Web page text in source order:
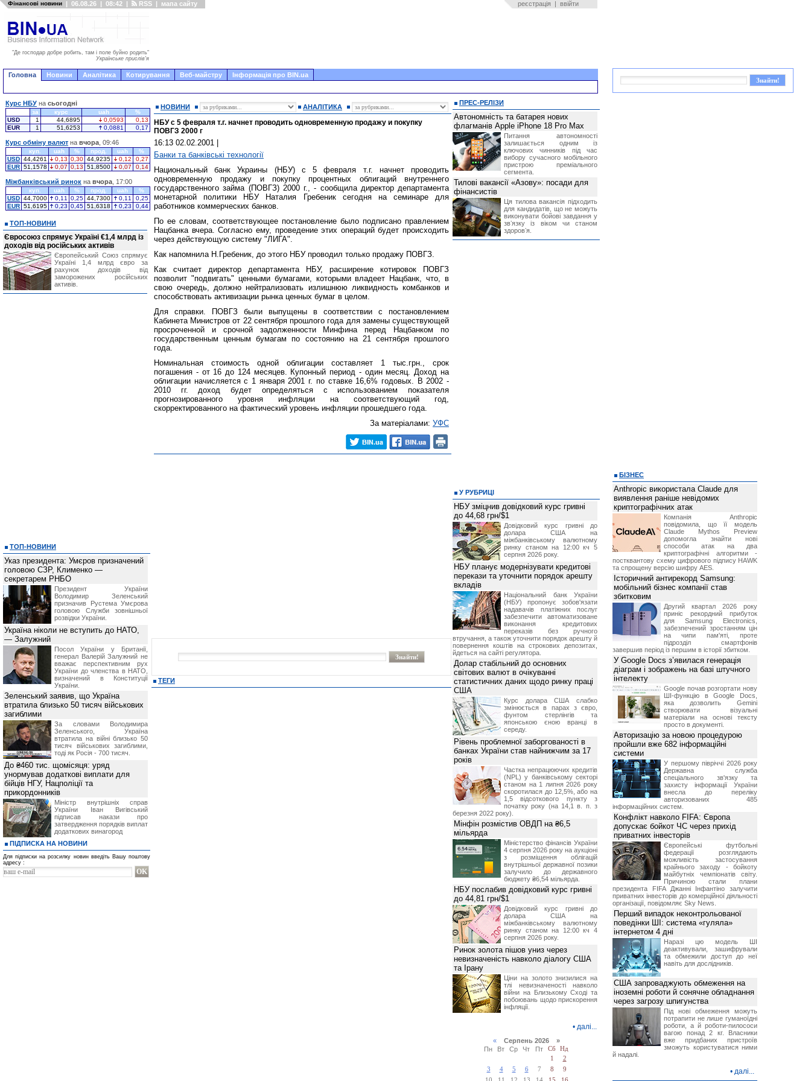
Фінансові новини | 06.08.26 | 08:42 | RSS | мапа сайту реєстрація | ввійти
"Де господар добре робить, там і поле буйно родить"
Українське прислів'я
Головна Новини Аналітика Котирування Веб-майстру Інформація про BIN.ua
НОВИНИ АНАЛІТИКА
НБУ с 5 февраля т.г. начнет проводить одновременную продажу и покупку
ПОВГЗ 2000 г
16:13 02.02.2001
Банки та банківські технології
Национальный банк Украины (НБУ) с 5 февраля т.г. начнет проводить
одновременную продажу и покупку процентных облигаций внутреннего
государственного займа (ПОВГЗ) 2000 г., - сообщила директор департамента
монетарной политики НБУ Наталия Гребеник сегодня на семинаре для
работников коммерческих банков.
По ее словам, соответствующее постановление было подписано правлением
Нацбанка вчера. Согласно ему, проведение этих операций будет происходить
через действующую систему "ЛИГА".
Как напомнила Н.Гребеник, до этого НБУ проводил только продажу ПОВГЗ.
Как считает директор департамента НБУ, расширение котировок ПОВГЗ
позволит "подвигать" ценными бумагами, которыми владеет Нацбанк, что, в
свою очередь, должно нейтрализовать излишнюю ликвидность комбанков и
способствовать активизации рынка ценных бумаг в целом.
Для справки. ПОВГЗ были выпущены в соответствии с постановлением
Кабинета Министров от 22 сентября прошлого года для замены существующей
просроченной и срочной задолженности Минфина перед Нацбанком по
государственным ценным бумагам по состоянию на 21 сентября прошлого
года.
Номинальная стоимость одной облигации составляет 1 тыс.грн., срок
погашения - от 16 до 124 месяцев. Купонный период - один месяц. Доход на
облигации начисляется с 1 января 2001 г. по ставке 16,6% годовых. В 2002 -
2010 гг. доход будет определяться с использованием показателя
прогнозированного уровня инфляции на соответствующий год,
скорректированного на фактический уровень инфляции прошедшего года.
За матеріалами: УФС
ТЕГИ
Курс НБУ на сьогодні
за курс uah
%
USD
1 44,6895 0,0593
0,13
EUR
1 51,6253 0,0881 0,17
Курс обміну валют на вчора , 09:46
куп. uah % прод. uah
%
USD 44,4261 0,13 0,30 44,9235 0,12
0,27
EUR 51,1578 0,07 0,13 51,8500 0,07 0,14
Міжбанківський ринок на вчора , 17:00
куп. uah % прод. uah
%
USD 44,7000 0,11 0,25 44,7300 0,11
0,25
EUR 51,6195 0,23 0,45 51,6318 0,23 0,44
ТОП-НОВИНИ
Євросоюз спрямує Україні €1,4 млрд із
доходів від російських активів
Європейський Союз спрямує
Україні 1,4 млрд євро за
рахунок доходів від
заморожених російських
активів.
ТОП-НОВИНИ
Указ президента: Умєров призначений
головою СЗР, Клименко —
секретарем РНБО
Президент України
Володимир Зеленський
призначив Pустема Умєрова
головою Служби зовнішньої
розвідки України.
Україна ніколи не вступить до НАТО,
— Залужний
Посол України у Британії,
генерал Валерій Залужний не
вважає перспективним рух
України до членства в НАТО,
визначений в Конституції
України.
Зеленський заявив, що Україна
втратила близько 50 тисяч військових
загиблими
За словами Володимира
Зеленського, Україна
втратила на війні близько 50
тисяч військових загиблими,
тоді як Росія - 700 тисяч.
До ₴460 тис. щомісяця: уряд
унормував додаткові виплати для
бійців НГУ, Нацполіції та
прикордонників
Міністр внутрішніх справ
України Іван Вигівський
підписав накази про
затвердження порядків виплат
додаткових винагород
ПІДПИСКА НА НОВИНИ
Для підписки на розсилку новин введіть Вашу поштову
адресу :
ПРЕС-РЕЛІЗИ
Автономність та батарея нових
флагманів Apple iPhone 18 Pro Max
Питання автономності
залишається одним із
ключових чинників під час
вибору сучасного мобільного
пристрою преміального
сегмента.
Тилові вакансії «Азову»: посади для
фінансистів
Ця тилова вакансія підходить
для кандидатів, що не можуть
виконувати бойові завдання у
звʼязку із віком чи станом
здоровʼя.
У РУБРИЦІ
НБУ зміцнив довідковий курс гривні
до 44,68 грн/$1
Довідковий курс гривні до
долара США на
міжбанківському валютному
ринку станом на 12:00 кч 5
серпня 2026 року.
НБУ планує модернізувати кредитові
перекази та уточнити порядок арешту
вкладів
Національний банк України
(НБУ) пропонує зобов'язати
надавачів платіжних послуг
забезпечити автоматизоване
виконання кредитових
переказів без ручного
втручання, а також уточнити порядок арешту й
повернення коштів на строкових депозитах,
йдеться на сайті регулятора.
Долар стабільний до основних
світових валют в очікуванні
статистичних даних щодо ринку праці
США
Курс долара США слабко
змінюється в парах з євро,
фунтом стерлінгів та
японською єною вранці в
середу.
Рівень проблемної заборгованості в
банках України став найнижчим за 17
років
Частка непрацюючих кредитів
(NPL) у банківському секторі
станом на 1 липня 2026 року
скоротилася до 12,5%, або на
1,5 відсоткового пункту з
початку року (на 14,1 в. п. з
березня 2022 року).
Мінфін розмістив ОВДП на ₴6,5
мільярда
Міністерство фінансів України
4 серпня 2026 року на аукціоні
з розміщення облігацій
внутрішньої державної позики
залучило до державного
бюджету ₴6,54 мільярда.
НБУ послабив довідковий курс гривні
до 44,81 грн/$1
Довідковий курс гривні до
долара США на
міжбанківському валютному
ринку станом на 12:00 кч 4
серпня 2026 року.
Ринок золота пішов униз через
невизначеність навколо діалогу США
та Ірану
Ціни на золото знизилися на
тлі невизначеності навколо
війни на Близькому Сході та
побоювань щодо прискорення
інфляції.
• далі...
«Серпень 2026 »
Пн
Вт Ср Чт Пт Сб
Нд
1
2
3
4 5 6 7 8
9
БІЗНЕС
Anthropic використала Claude для
виявлення раніше невідомих
криптографічних атак
Компанія Anthropic
повідомила, що її модель
Claude Mythos Preview
допомогла знайти нові
способи атак на два
криптографічні алгоритми -
постквантову схему цифрового підпису HAWK
та спрощену версію шифру AES.
Історичний антирекорд Samsung:
мобільний бізнес компанії став
збитковим
Другий квартал 2026 року
приніс рекордний прибуток
для Samsung Electronics,
забезпечений зростанням цін
на чипи пам'яті, проте
підрозділ смартфонів
завершив період із першим в історії збитком.
У Google Docs з’явилася генерація
діаграм і зображень на базі штучного
інтелекту
Google почав розгортати нову
ШІ-функцію в Google Docs,
яка дозволить Gemini
створювати візуальні
матеріали на основі тексту
просто в документі.
Авторизацію за новою процедурою
пройшли вже 682 інформаційні
системи
У першому півріччі 2026 року
Державна служба
спеціального зв'язку та
захисту інформації України
внесла до переліку
авторизованих 485
інформаційних систем.
Конфлікт навколо FIFA: Європа
допускає бойкот ЧС через прихід
приватних інвесторів
Європейські футбольні
федерації розглядають
можливість застосування
крайнього заходу - бойкоту
майбутніх чемпіонатів світу.
Причиною стали плани
президента FIFA Джанні Інфантіно залучити
приватних інвесторів до комерційної діяльності
організації, повідомляє Sky News.
Перший випадок неконтрольованої
поведінки ШІ: система «гуляла»
інтернетом 4 дні
Наразі цю модель ШІ
деактивували, зашифрували
та обмежили доступ до неї
навіть для дослідників.
США запроваджують обмеження на
іноземні роботи й сонячне обладнання
через загрозу шпигунства
Під нові обмеження можуть
потрапити не лише гуманоїдні
роботи, а й роботи-пилососи
вагою понад 2 кг. Власники
вже придбаних пристроїв
зможуть користуватися ними
й надалі.
• далі...